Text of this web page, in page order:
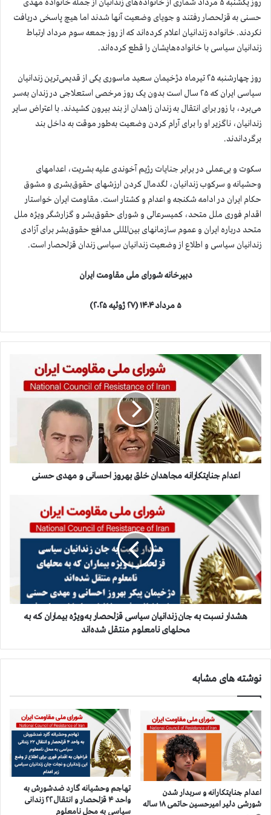
روز یکشنبه ۵ مرداد شماری از خانواده‌های زندانیان از جمله خانواده مهدی
حسنی به قزلحصار رفتند و جویای وضعیت آنها شدند اما هیچ پاسخی دریافت
نکردند. خانواده زندانیان اعلام کرده‌اند که از روز جمعه سوم مرداد ارتباط
زندانیان سیاسی با خانواده‌هایشان را قطع کرده‌اند.
روز چهارشنبه ۲۵ تیرماه دژخیمان سعید ماسوری یکی از قدیمی‌ترین زندانیان
سیاسی ایران که ۲۵ سال است بدون یک روز مرخصی استعلاجی در زندان به‌سر
می‌برد، با زور برای انتقال به زندان زاهدان از بند بیرون کشیدند. با اعتراض سایر
زندانیان، ناگزیر او را برای آرام کردن وضعیت به‌طور موقت به داخل بند
برگرداندند.
سکوت و بی‌عملی در برابر جنایات رژیم آخوندی علیه بشریت، اعدامهای
وحشیانه و سرکوب زندانیان، لگدمال کردن ارزشهای حقوق‌بشری و مشوق
حکام ایران در ادامه شکنجه و اعدام و کشتار است. مقاومت ایران خواستار
اقدام فوری ملل متحد، کمیسرعالی و شورای حقوق‌بشر و گزارشگر ویژه ملل
متحد درباره ایران و عموم سازمانهای بین‌المللی مدافع حقوق‌بشر برای آزادی
زندانیان سیاسی و اطلاع از وضعیت زندانیان سیاسی زندان قزلحصار است.
دبیرخانه شورای ملی مقاومت ایران
۵ مرداد ۱۴۰۴ (۲۷ ژوئیه ۲۰۲۵)
د
ا
م
ج
ن
ا
ی
ر
ن
ه
م
ج
ا
ه
ق
و
ز
ا
ح
س
ا
ن
اعدام جنایتکارانه مجاهدان خلق بهروز احسانی و مهدی حسنی
ش
ا
ر
ن
س
ب
ت
ز
ن
ی
ا
ن
س
ی
ا
هشدار نسبت به جان زندانیان سیاسی قزلحصار به‌ویژه بیماران که به
محلهای نامعلوم منتقل شده‌اند
نوشته های مشابه
اعدام جنایتکارانه و سربدار شدن
شورشی دلیر امیرحسین حاتمی ۱۸ ساله
تهاجم وحشیانه گارد ضدشورش به
واحد ۴ قزلحصار و انتقال ۲۲ زندانی
سیاسی به محل نامعلوم